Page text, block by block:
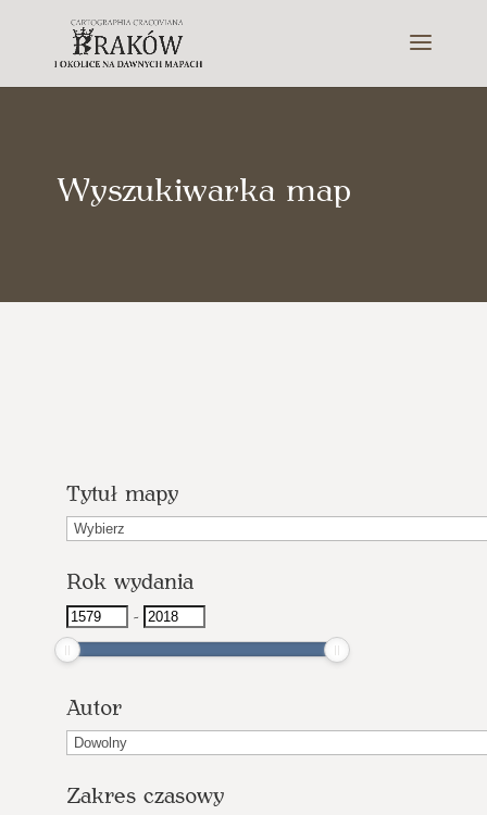
Wyszukiwarka map
Tytuł mapy
T
t
u
ł
m
a
p
y
Rok wydania
-
Autor
Zakres czasowy